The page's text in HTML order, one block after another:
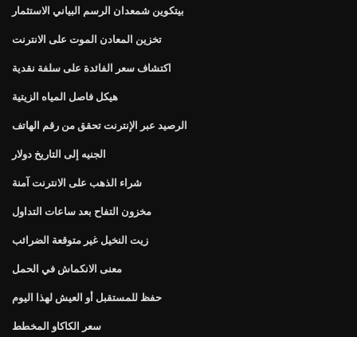
بيتكوين شمعدان الرسم البياني الاستثمار
تخزين المعادن الموت على الانترنت
اكتشاف سعر الفائدة على سلفة نقدية
هيكل فاصل المياه الزيتية
الرصيد عبر الإنترنت تحقق من رقم الهاتف
الجنيه إلى التاريخ دولار
شراء الذهب على الانترنت آمنة
مخزون التفاح بعد ساعات التداول
زيت النخيل غير متوقعة الضرائب
معنى الانكماش في الحمل
حفظ للمستقبل أو العيش لهذا اليوم
سعر الكاكاو المخطط